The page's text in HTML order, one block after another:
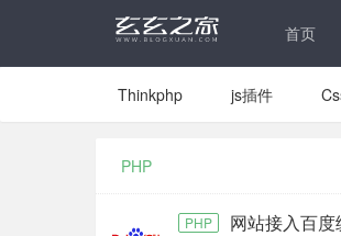
首页
Thinkphp js插件
PHP
PHP 网站接入百